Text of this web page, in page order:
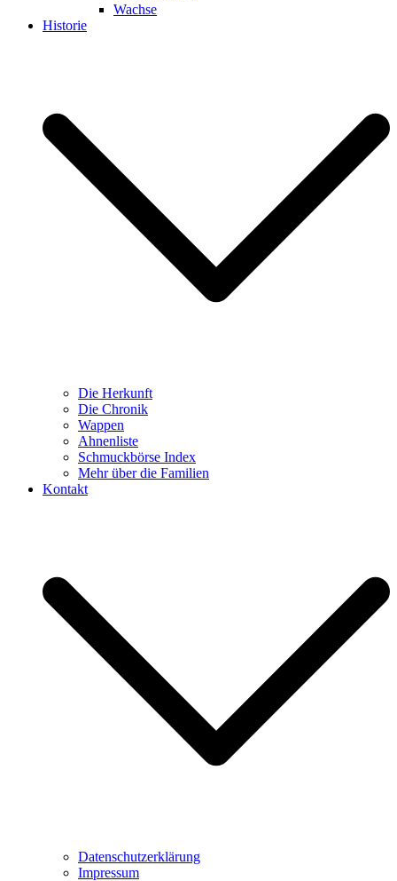
Wachse
Historie
Die Herkunft
Die Chronik
Wappen
Ahnenliste
Schmuckbörse Index
Mehr über die Familien
Kontakt
Datenschutzerklärung
Impressum